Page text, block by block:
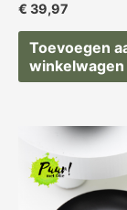
€ 39,97
Toevoegen
winkelwagen